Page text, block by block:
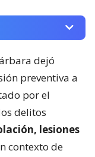
dejó
preventiva a
por el
delitos
lesiones
contexto de